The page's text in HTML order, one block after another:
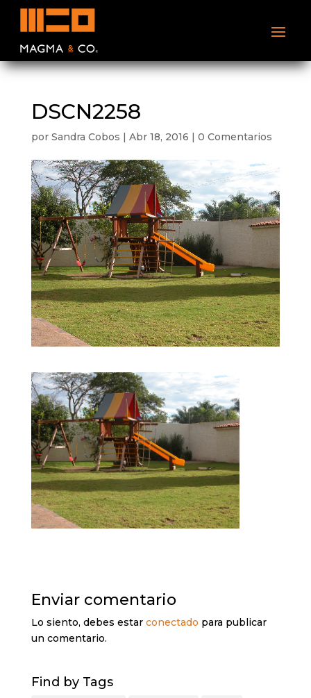
DSCN2258
por Sandra Cobos | Abr 18, 2016 | 0 Comentarios
Enviar comentario
Lo siento, debes estar conectado para publicar
un comentario.
Find by Tags